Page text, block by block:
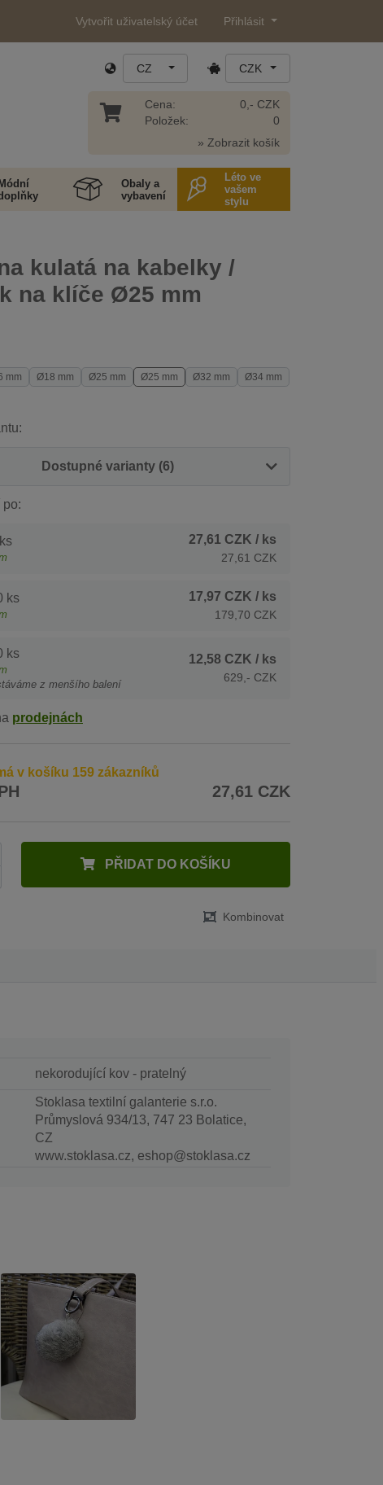
Vytvořit uživatelský účet Přihlásit
CZ CZK
Cena:
Položek:
0,- CZK
0
» Zobrazit košík
Obaly a
vybavení
Léto ve
vašem
stylu
kulatá na kabelky /
na klíče Ø25 mm
mm Ø18 mm Ø25 mm Ø25 mm Ø32 mm
Ø34 mm
Dostupné varianty (6)
27,61 CZK / ks
27,61 CZK
ks 17,97 CZK / ks
179,70 CZK
ks
z menšího balení
12,58 CZK / ks
629,- CZK
prodejnách
v košíku 159 zákazníků
27,61 CZK
PŘIDAT DO KOŠÍKU
Kombinovat
nekorodující kov - pratelný
Stoklasa textilní galanterie s.r.o.
Průmyslová 934/13, 747 23 Bolatice,
CZ
www.stoklasa.cz, eshop@stoklasa.cz